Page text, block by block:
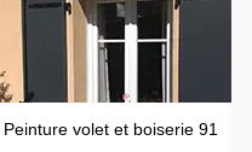
Peinture volet et boiserie 91